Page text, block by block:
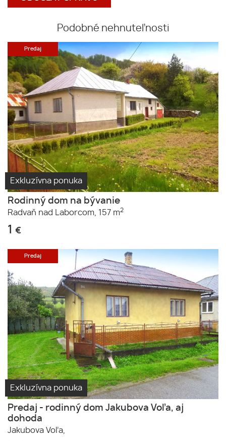
Podobné nehnuteľnosti
Exkluzívna ponuka
Predaj
Rodinný dom na bývanie
Radvaň nad Laborcom, 157 m2
1 €
Exkluzívna ponuka
Predaj
Predaj - rodinný dom Jakubova Voľa, aj
dohoda
Jakubova Voľa,